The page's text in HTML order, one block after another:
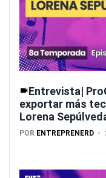
Entrevista|
exportar más
Lorena
POR ENTREPRENERD